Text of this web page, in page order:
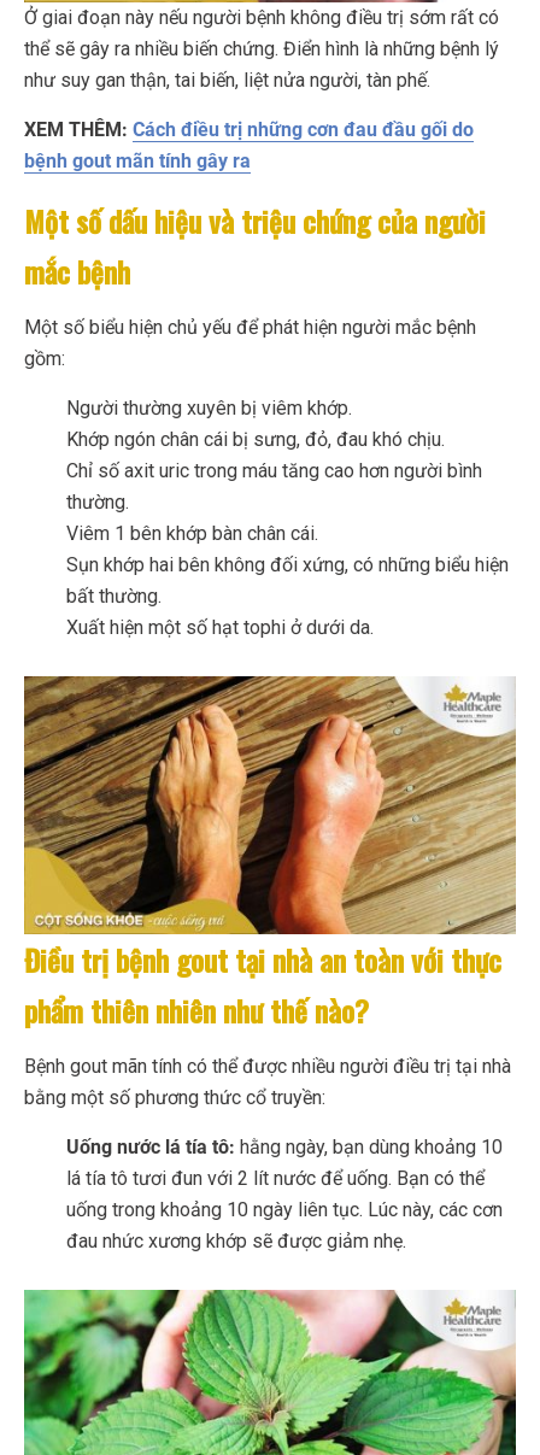
Ở giai đoạn này nếu người bệnh không điều trị sớm rất có
thể sẽ gây ra nhiều biến chứng. Điển hình là những bệnh lý
như suy gan thận, tai biến, liệt nửa người, tàn phế.
XEM THÊM: Cách điều trị những cơn đau đầu gối do
bệnh gout mãn tính gây ra
Một số dấu hiệu và triệu chứng của người
mắc bệnh
Một số biểu hiện chủ yếu để phát hiện người mắc bệnh
gồm:
Người thường xuyên bị viêm khớp.
Khớp ngón chân cái bị sưng, đỏ, đau khó chịu.
Chỉ số axit uric trong máu tăng cao hơn người bình
thường.
Viêm 1 bên khớp bàn chân cái.
Sụn khớp hai bên không đối xứng, có những biểu hiện
bất thường.
Xuất hiện một số hạt tophi ở dưới da.
Điều trị bệnh gout tại nhà an toàn với thực
phẩm thiên nhiên như thế nào?
Bệnh gout mãn tính có thể được nhiều người điều trị tại nhà
bằng một số phương thức cổ truyền:
Uống nước lá tía tô: hằng ngày, bạn dùng khoảng 10
lá tía tô tươi đun với 2 lít nước để uống. Bạn có thể
uống trong khoảng 10 ngày liên tục. Lúc này, các cơn
đau nhức xương khớp sẽ được giảm nhẹ.